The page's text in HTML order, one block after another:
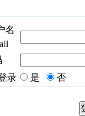
名
录
是 否